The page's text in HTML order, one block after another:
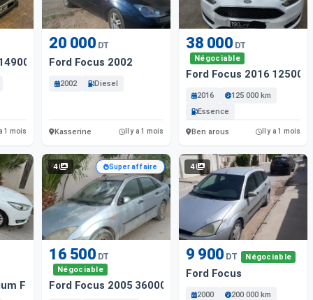
Km
a 1 mois
20 000 DT
Ford Focus 2002
2002 Diesel
Kasserine Il y a 1 mois
38 000 DT
Négociable
Ford Focus 2016 125000
2016
125 000 km
Essence
Ben arous Il y a 1 mois
Full Option2016 2000 Km
4 Super affaire
16 500 DT
Négociable
Ford Focus 2005 36000 Km
4
9 900 DT Négociable
Ford Focus
2000
200 000 km